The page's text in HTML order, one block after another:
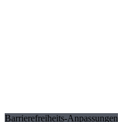
Barrierefreiheits-Anpassungen